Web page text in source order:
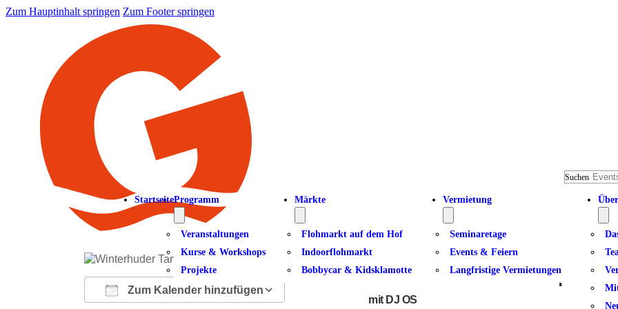
Zum Hauptinhalt springen Zum Footer springen
Suchen
StartseiteProgramm
Veranstaltungen
Kurse & Workshops
Projekte
Märkte
Flohmarkt auf dem Hof
Indoorflohmarkt
Bobbycar & Kidsklamotte
Vermietung
Seminaretage
Events & Feiern
Langfristige Vermietungen
Zum Kalender hinzufügen
Winterhuder Tanznacht | die
mit DJ OS